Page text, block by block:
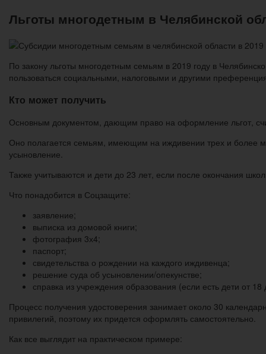
Льготы многодетным в Челябинской
По закону льготы многодетным семьям в 2019 году в
пользоваться социальными, налоговыми и другими
Кто может получить
Основным документом, дающим право на оформление льгот,
Оно полагается семьям, имеющим на иждивении трех и более
усыновление.
Также учитываются и дети до 23 лет, если после окончания
Что понадобится в Соцзащите:
заявление;
выписка из домовой книги;
фотография 3х4;
паспорт;
свидетельства о рождении на каждого иждивенца;
решение суда об усыновлении/опекунстве;
справка из учреждения образования (если есть дети от 18
Процесс получения удостоверения занимает около 30
привилегий, поэтому их придется оформлять самостоятельно.
Как все выглядит на практическом примере: